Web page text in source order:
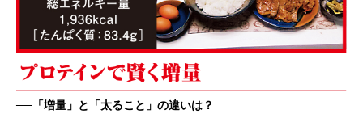
──「増量」と「太ること」の違いは？